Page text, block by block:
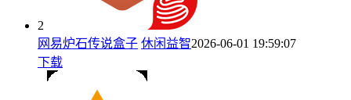
2
网易炉石传说盒子 休闲益智2026-06-01 19:59:07
下载